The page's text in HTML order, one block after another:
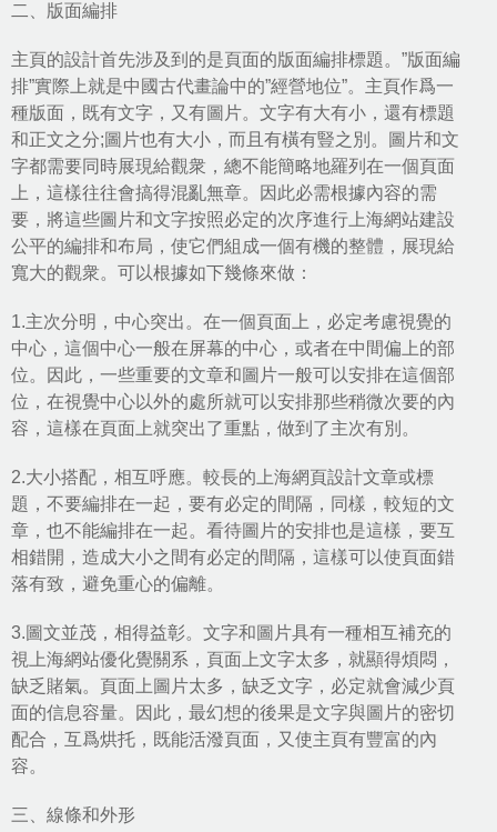
二、版面編排
主頁的設計首先涉及到的是頁面的版面編排標題。”版面編
排”實際上就是中國古代畫論中的”經營地位”。主頁作爲一
種版面，既有文字，又有圖片。文字有大有小，還有標題
和正文之分;圖片也有大小，而且有橫有豎之別。圖片和文
字都需要同時展現給觀衆，總不能簡略地羅列在一個頁面
上，這樣往往會搞得混亂無章。因此必需根據內容的需
要，將這些圖片和文字按照必定的次序進行上海網站建設
公平的編排和布局，使它們組成一個有機的整體，展現給
寬大的觀衆。可以根據如下幾條來做：
1.主次分明，中心突出。在一個頁面上，必定考慮視覺的
中心，這個中心一般在屏幕的中心，或者在中間偏上的部
位。因此，一些重要的文章和圖片一般可以安排在這個部
位，在視覺中心以外的處所就可以安排那些稍微次要的內
容，這樣在頁面上就突出了重點，做到了主次有別。
2.大小搭配，相互呼應。較長的上海網頁設計文章或標
題，不要編排在一起，要有必定的間隔，同樣，較短的文
章，也不能編排在一起。看待圖片的安排也是這樣，要互
相錯開，造成大小之間有必定的間隔，這樣可以使頁面錯
落有致，避免重心的偏離。
3.圖文並茂，相得益彰。文字和圖片具有一種相互補充的
視上海網站優化覺關系，頁面上文字太多，就顯得煩悶，
缺乏賭氣。頁面上圖片太多，缺乏文字，必定就會減少頁
面的信息容量。因此，最幻想的後果是文字與圖片的密切
配合，互爲烘托，既能活潑頁面，又使主頁有豐富的內
容。
三、線條和外形